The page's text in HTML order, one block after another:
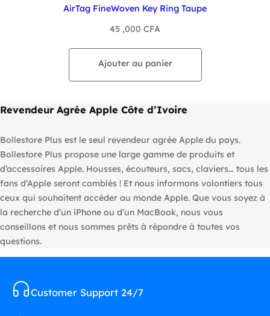
AirTag FineWoven Key Ring Taupe
45 ,000 CFA
Ajouter au panier
Revendeur Agrée Apple Côte d’Ivoire
Bollestore Plus est le seul revendeur agrée Apple du pays.
Bollestore Plus propose une large gamme de produits et
d’accessoires Apple. Housses, écouteurs, sacs, claviers… tous les
fans d’Apple seront comblés ! Et nous informons volontiers tous
ceux qui souhaitent accéder au monde Apple. Que vous soyez à
la recherche d’un iPhone ou d’un MacBook, nous vous
conseillons et nous sommes prêts à répondre à toutes vos
questions.
Customer Support 24/7